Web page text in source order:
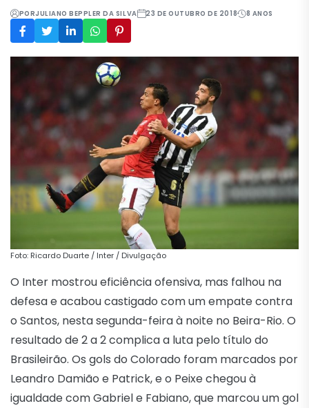
PORJULIANO BEPPLER DA SILVA 23 DE OUTUBRO DE 2018 8 ANOS
Foto: Ricardo Duarte / Inter / Divulgação
O Inter mostrou eficiência ofensiva, mas falhou na
defesa e acabou castigado com um empate contra
o Santos, nesta segunda-feira à noite no Beira-Rio. O
resultado de 2 a 2 complica a luta pelo título do
Brasileirão. Os gols do Colorado foram marcados por
Leandro Damião e Patrick, e o Peixe chegou à
igualdade com Gabriel e Fabiano, que marcou um gol